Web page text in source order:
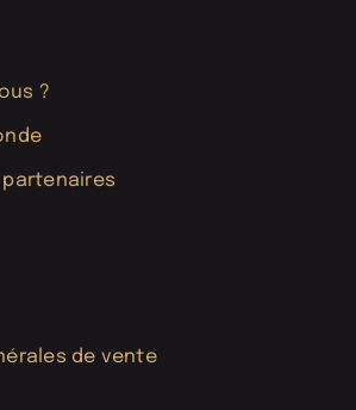
?
partenaires
de vente